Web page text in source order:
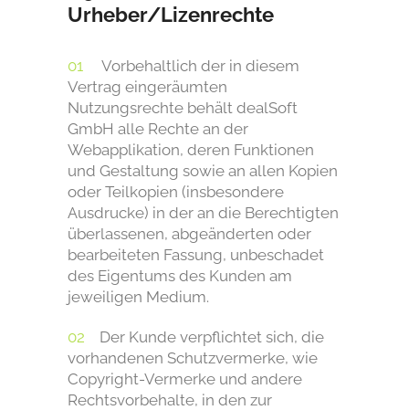
Urheber/Lizenrechte
Vorbehaltlich der in diesem
Vertrag eingeräumten
Nutzungsrechte behält dealSoft
GmbH alle Rechte an der
Webapplikation, deren Funktionen
und Gestaltung sowie an allen Kopien
oder Teilkopien (insbesondere
Ausdrucke) in der an die Berechtigten
überlassenen, abgeänderten oder
bearbeiteten Fassung, unbeschadet
des Eigentums des Kunden am
jeweiligen Medium.
Der Kunde verpflichtet sich, die
vorhandenen Schutzvermerke, wie
Copyright-Vermerke und andere
Rechtsvorbehalte, in den zur